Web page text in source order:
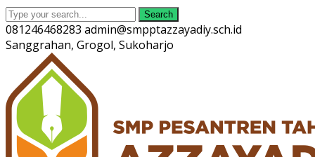
Search
081246468283 admin@smpptazzayadiy.sch.id
Sanggrahan, Grogol, Sukoharjo
Twitter
Profile
Facebook
Profile
Instagram
Profile
Youtube
Profile